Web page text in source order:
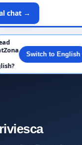
chat →
y leon
Switch to English